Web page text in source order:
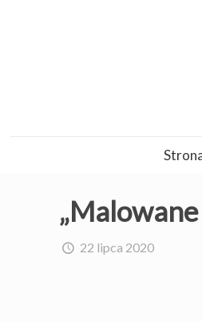
22 lipca 2020